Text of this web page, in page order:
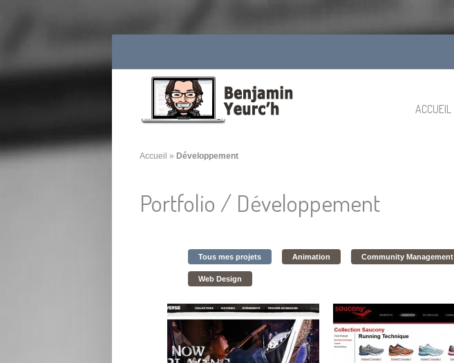
ACCUEIL
Accueil » Développement
Portfolio / Développement
Tous mes projets Animation Community Management
Web Design